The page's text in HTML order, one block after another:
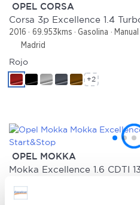
OPEL CORSA
2016 69.953kms Gasolina
Manual
Madrid
Rojo
+2
OPEL MOKKA
Madrid